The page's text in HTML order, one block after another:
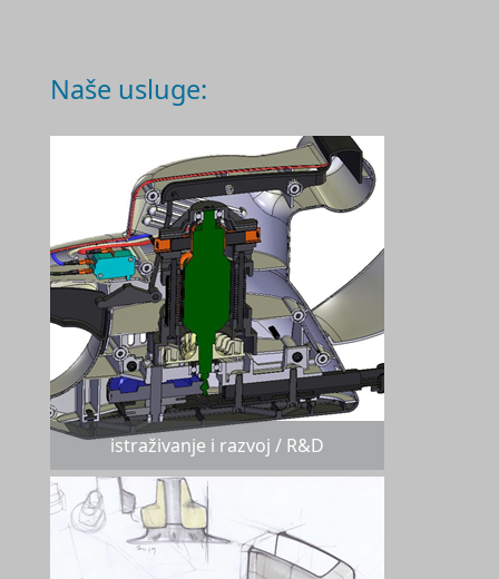
Naše usluge:
istraživanje i razvoj / R&D